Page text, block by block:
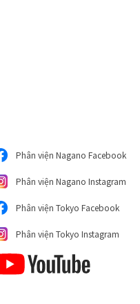
Phân viện Nagano Facebook
Phân viện Nagano Instagram
Phân viện Tokyo Facebook
Phân viện Tokyo Instagram